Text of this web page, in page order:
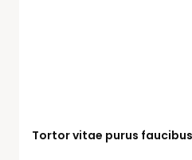
Tortor vitae purus